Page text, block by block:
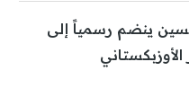
ينضم رسمياً إلى
الأوزبكستاني